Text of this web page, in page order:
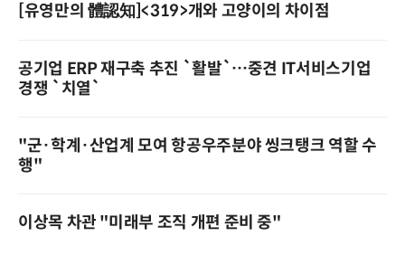
[유영만의 體認知]<319>개와 고양이의 차이점
공기업 ERP 재구축 추진 `활발`…중견 IT서비스기업
경쟁 `치열`
"군·학계·산업계 모여 항공우주분야 씽크탱크 역할 수
행"
이상목 차관 "미래부 조직 개편 준비 중"